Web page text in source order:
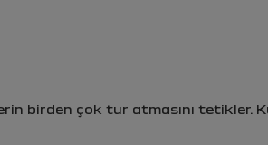
birden çok tur atmasını tetikler.